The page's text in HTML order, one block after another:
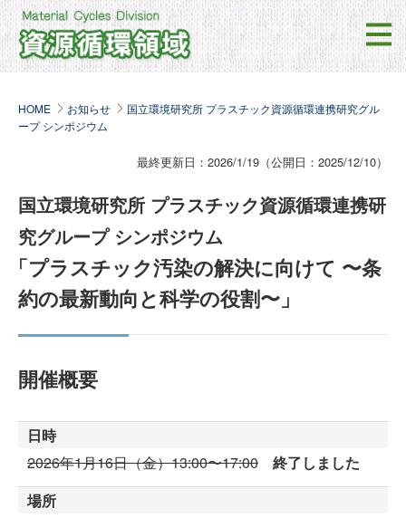
HOME お知らせ
国立環境研究所 プラスチック資源循環連携研究グル
ープ シンポジウム
最終更新日：2026/1/19（公開日：2025/12/10）
国立環境研究所 プラスチック資源循環連携研
究グループ シンポジウム
「プラスチック汚染の解決に向けて 〜条
約の最新動向と科学の役割〜」
開催概要
日時
2026年1月16日（金）13:00〜17:00
終了しました
場所